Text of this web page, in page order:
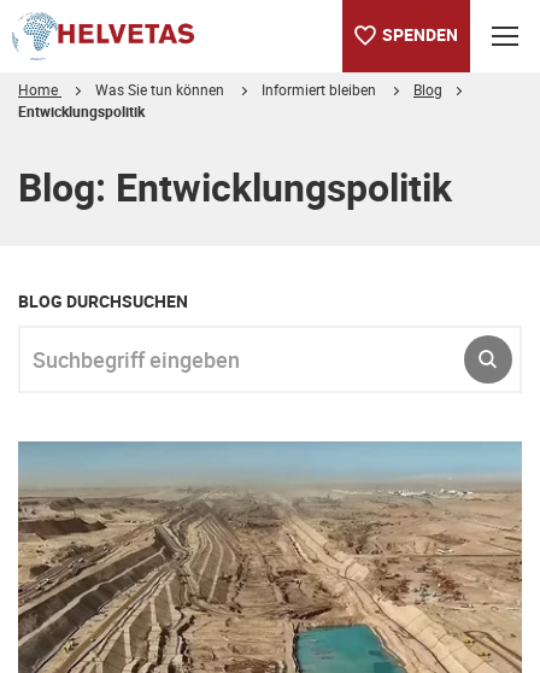
SPENDEN
Home Was Sie tun können Informiert bleiben
Blog
Entwicklungspolitik
Blog: Entwicklungspolitik
BLOG DURCHSUCHEN